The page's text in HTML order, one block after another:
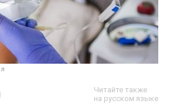
Читайте также
на русском языке